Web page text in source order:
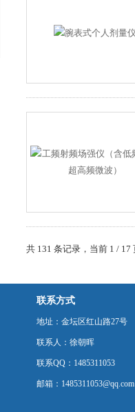
共 131 条记录，当前 1 /
联系方式
地址：金坛区红山路27号
联系人：徐朝晖
联系QQ：1485311053
邮箱：1485311053@qq.com